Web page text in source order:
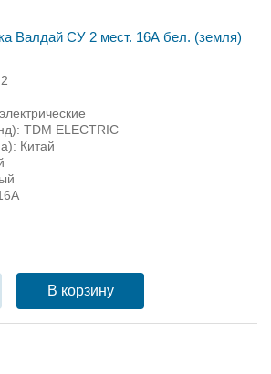
Валдай СУ 2 мест. 16А бел. (земля)
TDM ЕLECTRIC
Китай
В корзину